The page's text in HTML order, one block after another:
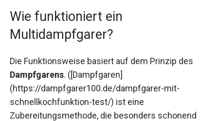
Wie funktioniert ein
Multidampfgarer?
Die Funktionsweise basiert auf dem Prinzip des
Dampfgarens. ([Dampfgaren]
(https://dampfgarer100.de/dampfgarer-mit-
schnellkochfunktion-test/) ist eine
Zubereitungsmethode, die besonders schonend